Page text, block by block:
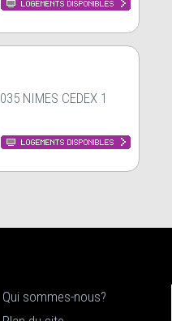
NIMES CEDEX 1
Qui sommes-nous?